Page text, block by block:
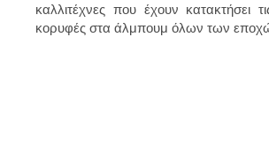
καλλιτέχνες που έχουν κατακτήσει
κορυφές στα άλμπουμ όλων των